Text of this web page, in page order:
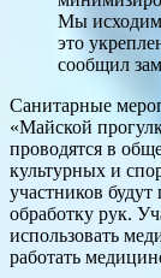
Мы исходим
это
сообщил
Санитарные
«Майской
проводятся в
культурных и
участников
обработку рук.
использовать
работать